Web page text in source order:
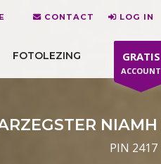
CONTACT LOG IN
FOTOLEZING GRATIS
ACCOUNT
NIAMH
PIN 2417